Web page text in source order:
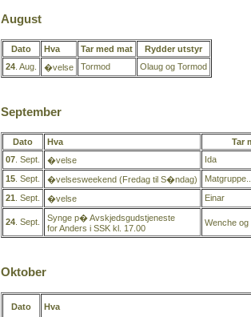
August
Dato Hva Tar med mat
Rydder utstyr
24 . Aug. �velse Tormod Olaug og Tormod
September
Dato Hva
Tar
07 . Sept. �velse
Ida
15 . Sept. �velsesweekend (Fredag til S�ndag)
21 . Sept. �velse Einar
24 . Sept.
Synge p� Avskjedsgudstjeneste
for Anders i SSK kl. 17.00
Wenche
Oktober
Dato Hva